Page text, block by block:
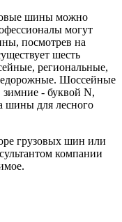
шины можно
могут
посмотрев на
шесть
региональные,
Шоссейные
- буквой N,
шины для лесного
грузовых шин или
компании